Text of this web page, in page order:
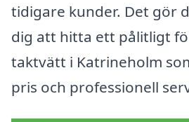
tidigare kunder. Det gör
dig att hitta ett pålitligt
taktvätt i Katrineholm
pris och professionell